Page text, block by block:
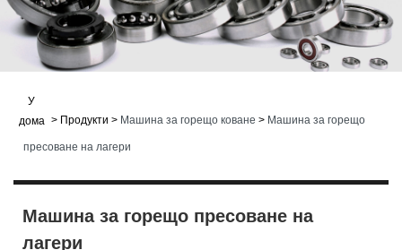
У
дома > Продукти > Машина за горещо коване > Машина за горещо
пресоване на лагери
Машина за горещо пресоване на
лагери